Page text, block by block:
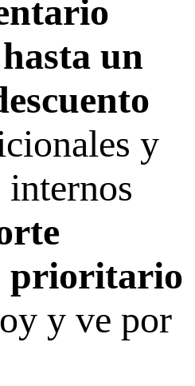
hasta un
y
prioritario
y ve por